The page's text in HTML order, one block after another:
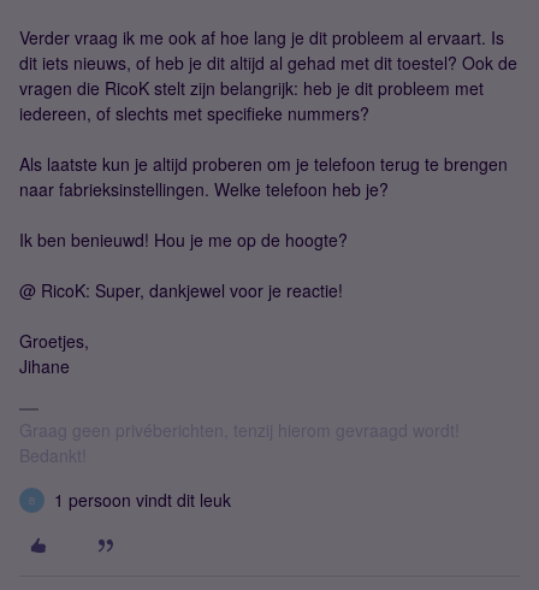
Verder vraag ik me ook af hoe lang je dit probleem al ervaart. Is
dit iets nieuws, of heb je dit altijd al gehad met dit toestel? Ook de
vragen die RicoK stelt zijn belangrijk: heb je dit probleem met
iedereen, of slechts met specifieke nummers?
Als laatste kun je altijd proberen om je telefoon terug te brengen
naar fabrieksinstellingen. Welke telefoon heb je?
Ik ben benieuwd! Hou je me op de hoogte?
@ RicoK: Super, dankjewel voor je reactie!
Groetjes,
Jihane
Graag geen privéberichten, tenzij hierom gevraagd wordt!
Bedankt!
B 1 persoon vindt dit leuk